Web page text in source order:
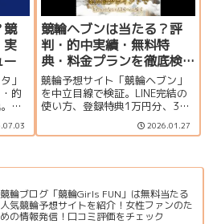
競
実
ー
」
的
無
典
の
競輪ヘブンは当たる？評
判・的中実績・無料特
典・料金プランを徹底検
証
競輪予想サイト「競輪ヘブン」
を中立目線で検証。LINE完結の
使い方、登録特典1万円分、365
日無料情報、的中実績の見方、
料金プラン、運営情報、口コミ
2026.01.27
競輪ブログ「競輪Girls FUN」は無料当たる
人気競輪予想サイトを紹介！女性ファンのた
めの情報発信！口コミ評価をチェック